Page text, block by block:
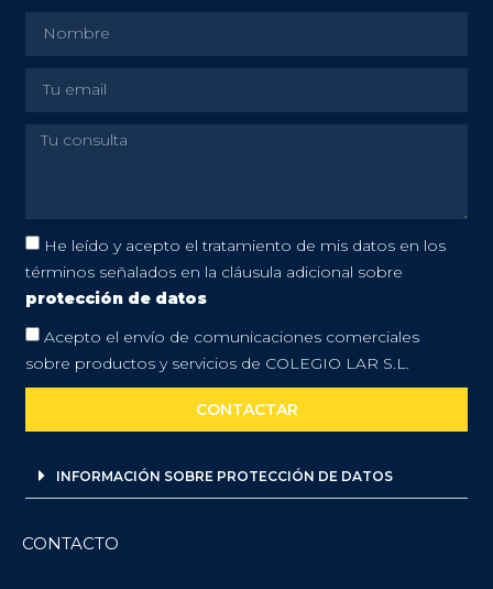
CONTACTO
He leído y acepto el tratamiento de mis datos en los
términos señalados en la cláusula adicional sobre
protección de datos
Acepto el envío de comunicaciones comerciales
sobre productos y servicios de COLEGIO LAR S.L.
CONTACTAR
INFORMACIÓN SOBRE PROTECCIÓN DE DATOS